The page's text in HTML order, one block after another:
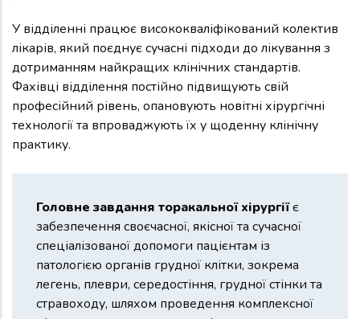
У відділенні працює висококваліфікований колектив
лікарів, який поєднує сучасні підходи до лікування з
дотриманням найкращих клінічних стандартів.
Фахівці відділення постійно підвищують свій
професійний рівень, опановують новітні хірургічні
технології та впроваджують їх у щоденну клінічну
практику.
Головне завдання торакальної хірургіїє
забезпечення своєчасної, якісної та сучасної
спеціалізованої допомоги пацієнтам із
патологією органів грудної клітки, зокрема
легень, плеври, середостіння, грудної стінки та
стравоходу, шляхом проведення комплексної